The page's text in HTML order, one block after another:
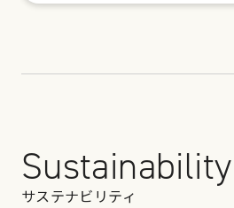
Sustainability
サステナビリティ